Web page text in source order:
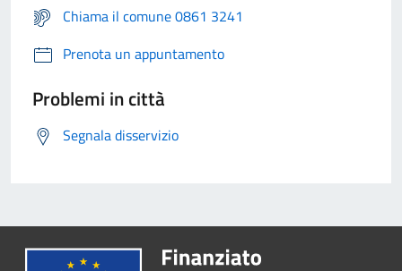
Chiama il comune 0861 3241
Prenota un appuntamento
Problemi in città
Segnala disservizio